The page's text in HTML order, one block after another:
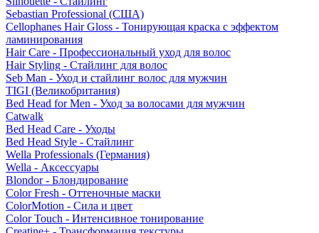
Sebastian Professional (США)
Cellophanes Hair Gloss - Тонирующая краска с эффектом
ламинирования
Hair Care - Профессиональный уход для волос
Hair Styling - Стайлинг для волос
Seb Man - Уход и стайлинг волос для мужчин
TIGI (Великобритания)
Bed Head for Men - Уход за волосами для мужчин
Catwalk
Bed Head Care - Уходы
Bed Head Style - Стайлинг
Wella Professionals (Германия)
Wella - Аксессуары
Blondor - Блондирование
Color Fresh - Оттеночные маски
ColorMotion - Сила и цвет
Color Touch - Интенсивное тонирование